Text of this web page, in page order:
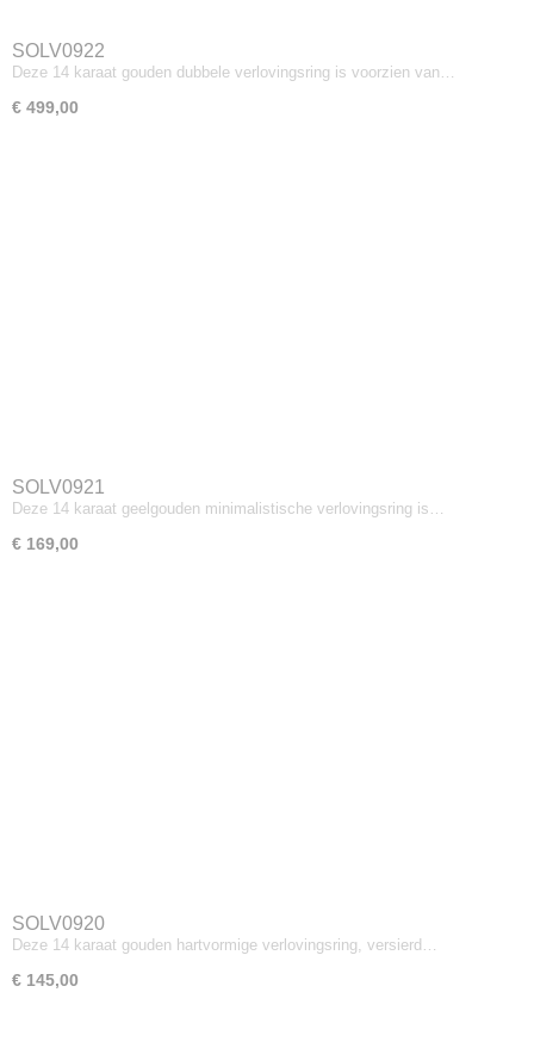
SOLV0922
Deze 14 karaat gouden dubbele verlovingsring is voorzien van…
€ 499,00
SOLV0921
Deze 14 karaat geelgouden minimalistische verlovingsring is…
€ 169,00
SOLV0920
Deze 14 karaat gouden hartvormige verlovingsring, versierd…
€ 145,00